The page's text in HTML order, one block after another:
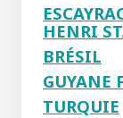
HENRI
BRÉSIL
GUYANE
TURQUIE